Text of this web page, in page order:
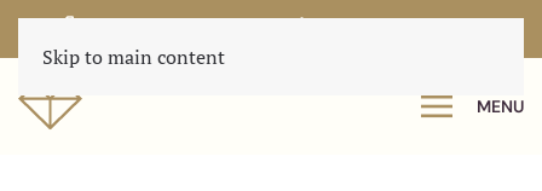
Skip to main content
MENU